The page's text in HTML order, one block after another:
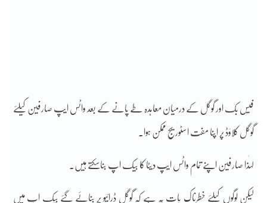
فیس بک اور گوگل کے درمیان معاہدہ طے پانے کے بعد واٹس ایپ صارفین کیلئے
گوگل کلاؤڈ پر اپنا مفت اسٹوریج ممکن ہوا۔
لہٰذا صارفین اپنے تمام واٹس ایپ دیٹا کا بیک اپ بناسکتے ہیں۔
لیکن لوگوں کیلئے خطرناک بات یہ ہے کہ گوگل ڈرائیو پر بنائے گئے بیک اپ میں